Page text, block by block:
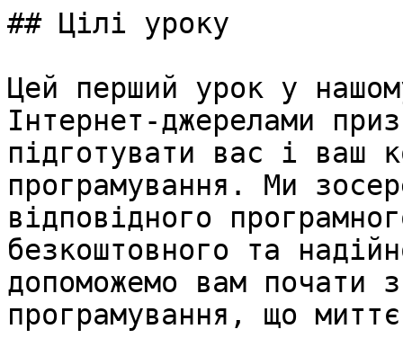
## Цілі уроку
Цей перший урок у
Інтернет-джерелами
підготувати вас і ваш
програмування. Ми
відповідного
безкоштовного та
допоможемо вам почати
програмування, що